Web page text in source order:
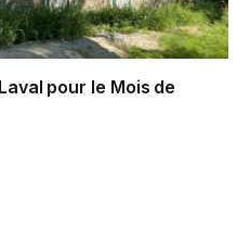
pour le Mois de